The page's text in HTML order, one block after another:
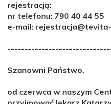
rejestracją:
nr telefonu: 790 40 44 55
e-mail:
Szanowni Państwo,
od czerwca w naszym